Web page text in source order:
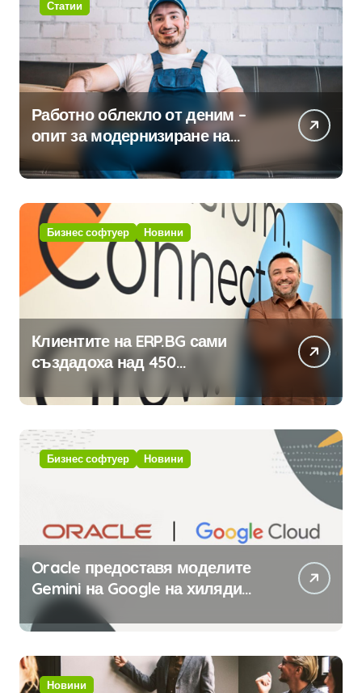
Статии
Работно облекло от деним –
опит за модернизиране на
традицията
Бизнес софтуер Новини
Клиентите на ERP.BG сами
създадоха над 450
приложения за ERP системата
с помощта на вградения в нея
изкуствен интелект
Бизнес софтуер Новини
Oracle предоставя моделите
Gemini на Google на хиляди
клиенти на бизнес
приложения
Новини